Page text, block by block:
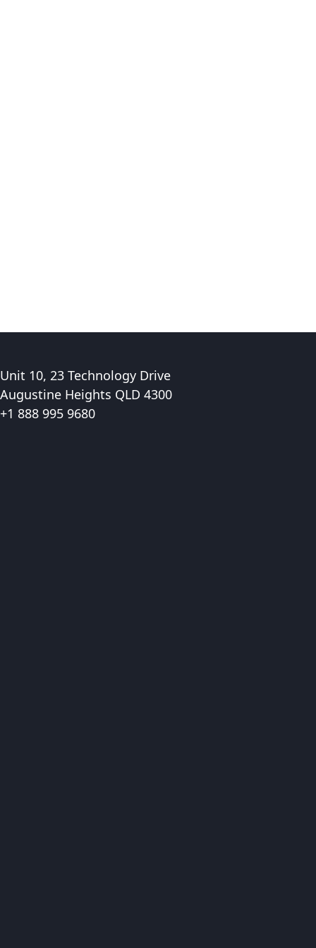
Unit 10, 23 Technology Drive
Augustine Heights QLD 4300
+1 888 995 9680